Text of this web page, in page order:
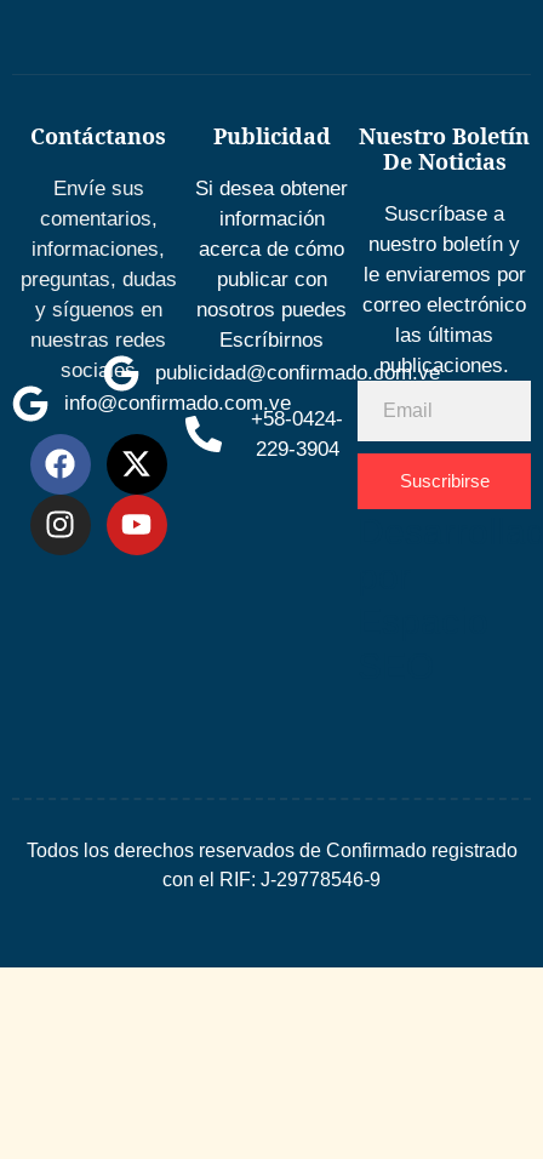
Contáctanos
Envíe sus
comentarios,
informaciones,
preguntas, dudas
y síguenos en
nuestras redes
sociales
info@confirmado.com.ve
Publicidad
Si desea obtener
información
acerca de cómo
publicar con
nosotros puedes
Escríbirnos
publicidad@confirmado.com.ve
+58-0424-
229-3904
Nuestro Boletín
De Noticias
Suscríbase a
nuestro boletín y
le enviaremos por
correo electrónico
las últimas
publicaciones.
Suscribirse
Todos los derechos reservados de Confirmado registrado
con el RIF: J-29778546-9